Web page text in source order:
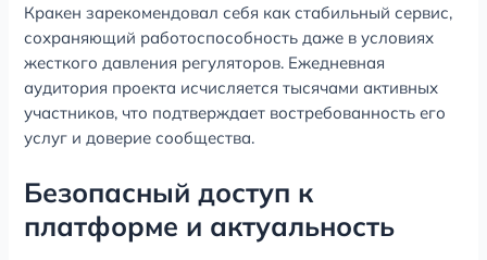
Кракен зарекомендовал себя как стабильный сервис,
сохраняющий работоспособность даже в условиях
жесткого давления регуляторов. Ежедневная
аудитория проекта исчисляется тысячами активных
участников, что подтверждает востребованность его
услуг и доверие сообщества.
Безопасный доступ к
платформе и актуальность